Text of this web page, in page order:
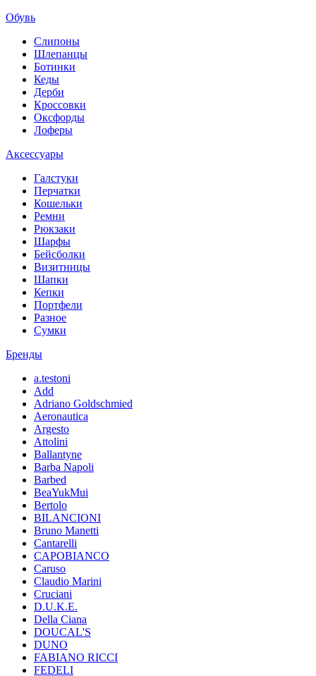
Обувь
Слипоны
Шлепанцы
Ботинки
Кеды
Дерби
Кроссовки
Оксфорды
Лоферы
Аксессуары
Галстуки
Перчатки
Кошельки
Ремни
Рюкзаки
Шарфы
Бейсболки
Визитницы
Шапки
Кепки
Портфели
Разное
Сумки
Бренды
a.testoni
Add
Adriano Goldschmied
Aeronautica
Argesto
Attolini
Ballantyne
Barba Napoli
Barbed
BeaYukMui
Bertolo
BILANCIONI
Bruno Manetti
Cantarelli
CAPOBIANCO
Caruso
Claudio Marini
Cruciani
D.U.K.E.
Della Ciana
DOUCAL'S
DUNO
FABIANO RICCI
FEDELI